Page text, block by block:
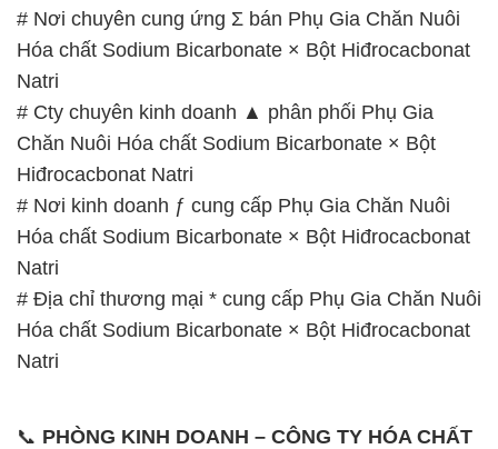
# Nơi chuyên cung ứng Σ bán Phụ Gia Chăn Nuôi
Hóa chất Sodium Bicarbonate × Bột Hiđrocacbonat
Natri
# Cty chuyên kinh doanh ▲ phân phối Phụ Gia
Chăn Nuôi Hóa chất Sodium Bicarbonate × Bột
Hiđrocacbonat Natri
# Nơi kinh doanh ƒ cung cấp Phụ Gia Chăn Nuôi
Hóa chất Sodium Bicarbonate × Bột Hiđrocacbonat
Natri
# Địa chỉ thương mại * cung cấp Phụ Gia Chăn Nuôi
Hóa chất Sodium Bicarbonate × Bột Hiđrocacbonat
Natri
📞 PHÒNG KINH DOANH – CÔNG TY HÓA CHẤT